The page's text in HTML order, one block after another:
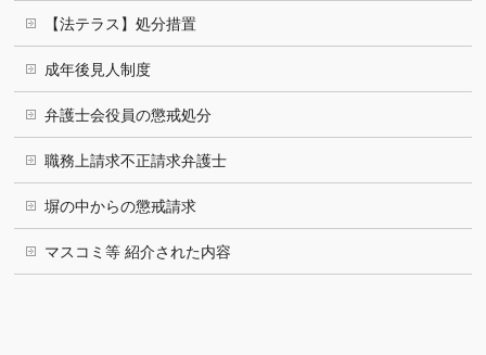
【法テラス】処分措置
成年後見人制度
弁護士会役員の懲戒処分
職務上請求不正請求弁護士
塀の中からの懲戒請求
マスコミ等 紹介された内容